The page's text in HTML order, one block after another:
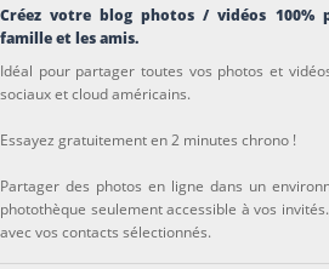
Créez votre blog photos / vidéos 100%
famille et les amis.
Idéal pour partager toutes vos photos et
sociaux et cloud américains.
Essayez gratuitement en 2 minutes chrono !
Partager des photos en ligne dans un
photothèque seulement accessible à vos
avec vos contacts sélectionnés.